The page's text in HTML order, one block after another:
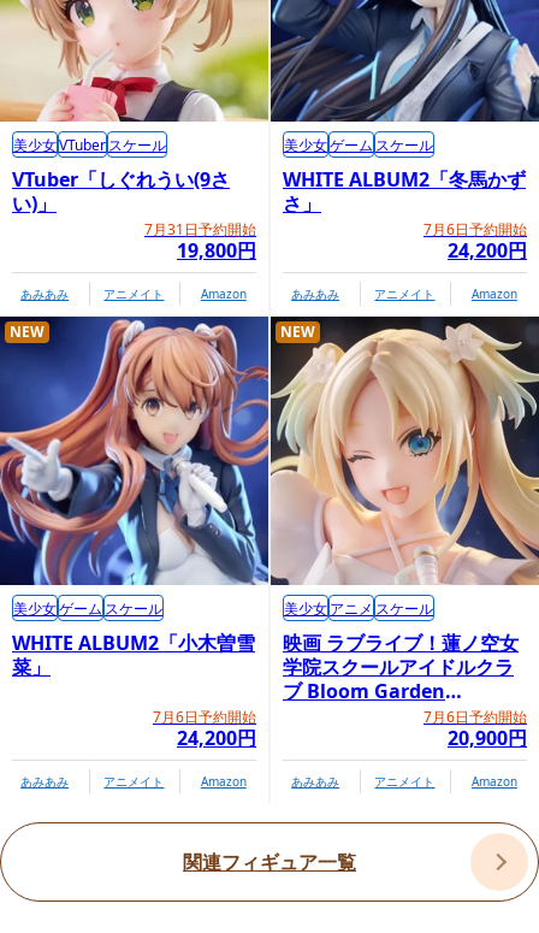
商品情報ページ
https://alter-web.jp/products/548/
VTuber「しぐれうい(9さ
い)」
7月31日予約開始
19,800円
美少女VTuberスケール
あみあみ アニメイト Amazon
WHITE ALBUM2「冬馬かず
さ」
7月6日予約開始
24,200円
美少女ゲーム スケール
あみあみ アニメイト Amazon
WHITE ALBUM2「小木曽雪
菜」
7月6日予約開始
24,200円
NEW
美少女ゲーム スケール
あみあみ アニメイト Amazon
映画 ラブライブ！蓮ノ空女
学院スクールアイドルクラ
ブ Bloom Garden
Party「大沢瑠璃乃」7月6日予約開始
20,900円
NEW
美少女アニメ スケール
あみあみ アニメイト Amazon
関連フィギュア一覧